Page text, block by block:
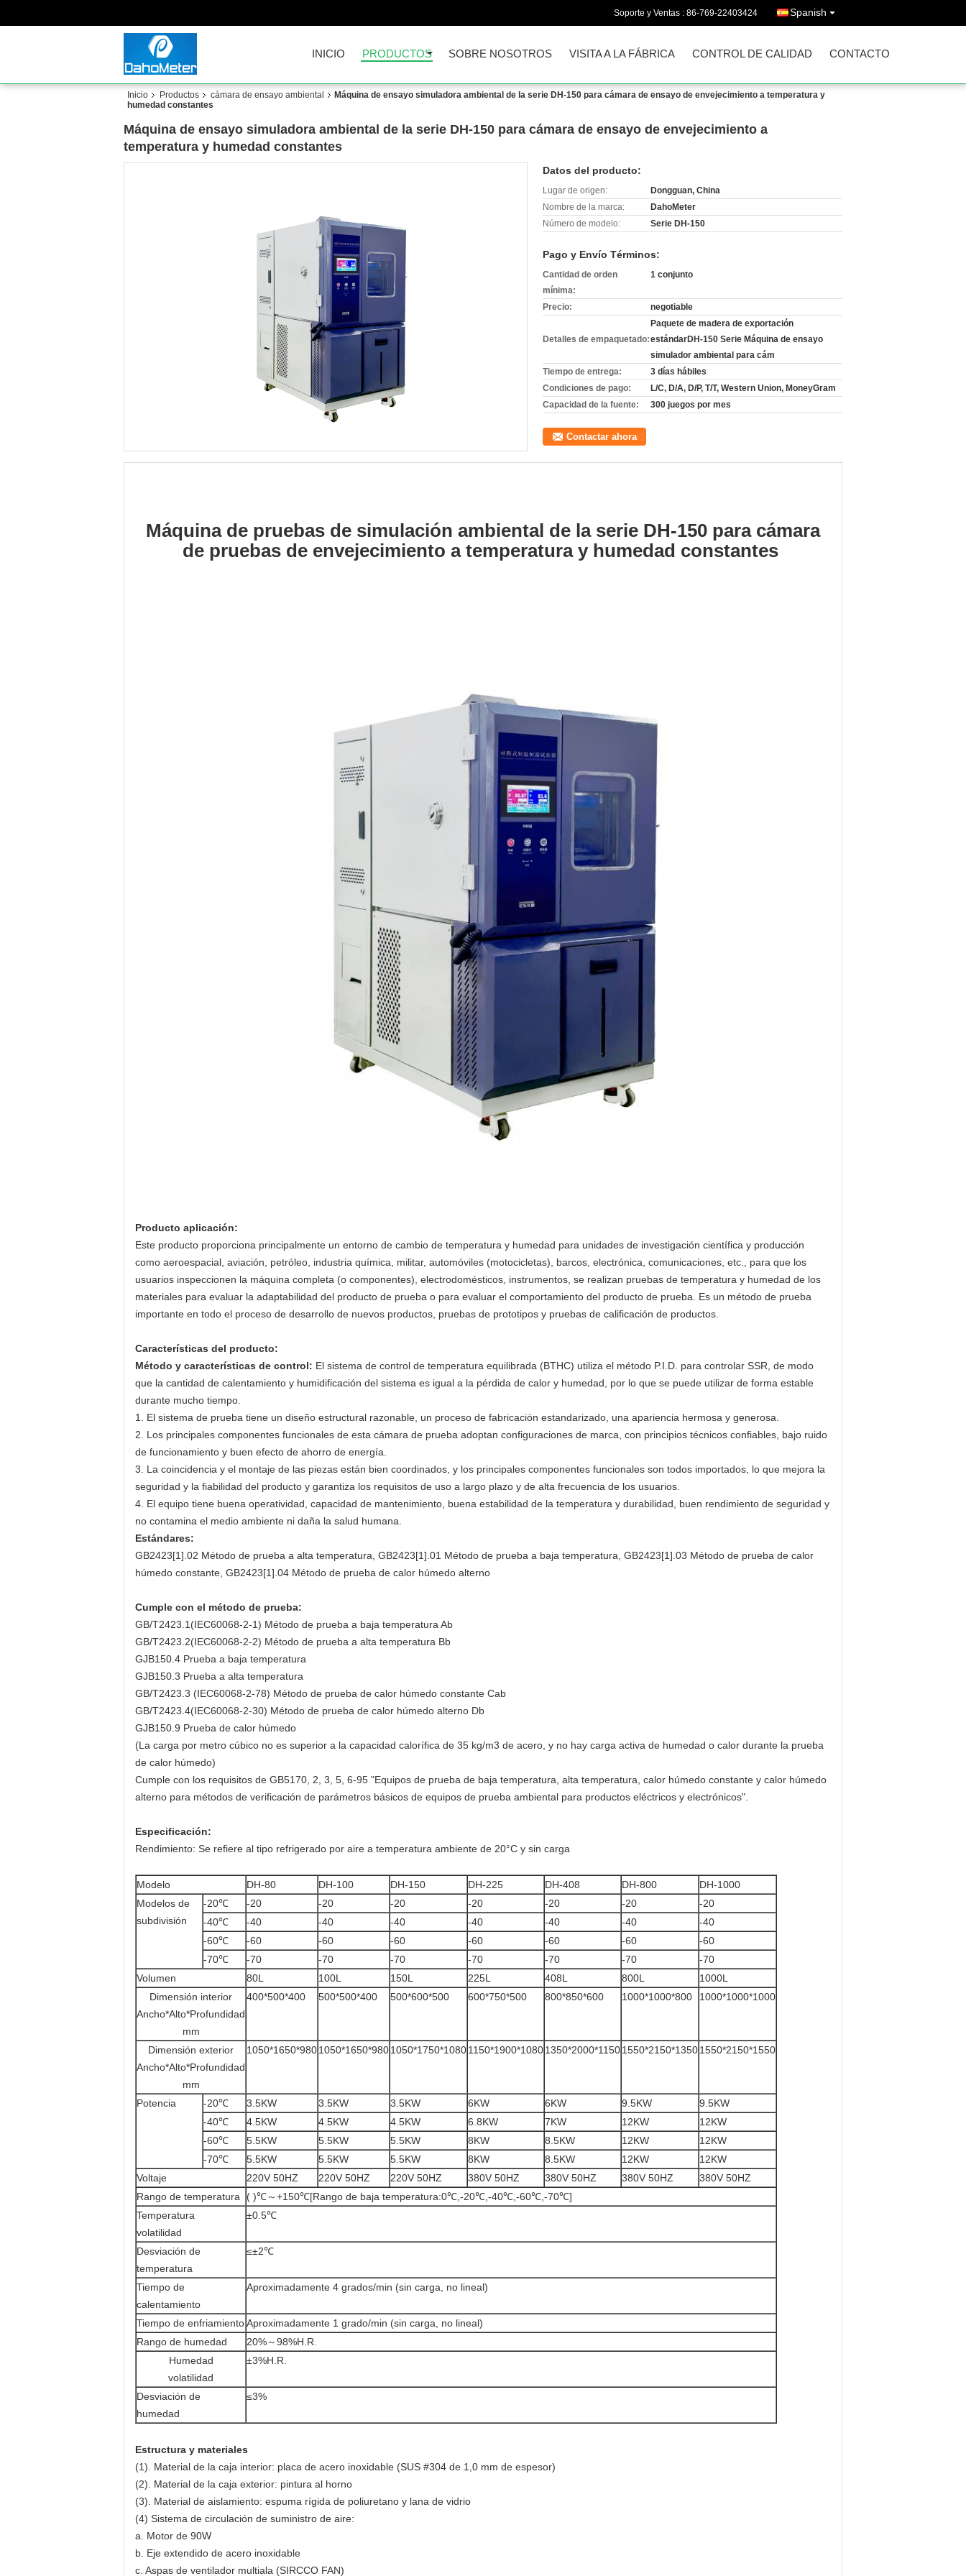
Soporte y Ventas : 86-769-22403424 Spanish
INICIO PRODUCTOS SOBRE NOSOTROS VISITA A LA FÁBRICA CONTROL DE CALIDAD CONTACTO
Inicio Productos cámara de ensayo ambiental
Máquina de ensayo simuladora ambiental de la serie DH-150 para cámara de ensayo de envejecimiento a temperatura y
humedad constantes
Máquina de ensayo simuladora ambiental de la serie DH-150 para cámara de ensayo de envejecimiento a
temperatura y humedad constantes
Datos del producto:
Lugar de origen:
Dongguan, China
Nombre de la marca:
DahoMeter
Número de modelo:
Serie DH-150
Pago y Envío Términos:
Cantidad de orden
mínima:
1 conjunto
Precio: negotiable
Detalles de empaquetado:
Paquete de madera de exportación
estándarDH-150 Serie Máquina de ensayo
simulador ambiental para cám
Tiempo de entrega:
3 días hábiles
Condiciones de pago:
L/C, D/A, D/P, T/T, Western Union, MoneyGram
Capacidad de la fuente:
300 juegos por mes
Contactar ahora
Máquina de pruebas de simulación ambiental de la serie DH-150 para cámara
de pruebas de envejecimiento a temperatura y humedad constantes
Producto aplicación:
Este producto proporciona principalmente un entorno de cambio de temperatura y humedad para unidades de investigación científica y producción
como aeroespacial, aviación, petróleo, industria química, militar, automóviles (motocicletas), barcos, electrónica, comunicaciones, etc., para que los
usuarios inspeccionen la máquina completa (o componentes), electrodomésticos, instrumentos, se realizan pruebas de temperatura y humedad de los
materiales para evaluar la adaptabilidad del producto de prueba o para evaluar el comportamiento del producto de prueba. Es un método de prueba
importante en todo el proceso de desarrollo de nuevos productos, pruebas de prototipos y pruebas de calificación de productos.
Características del producto:
Método y características de control: El sistema de control de temperatura equilibrada (BTHC) utiliza el método P.I.D. para controlar SSR, de modo
que la cantidad de calentamiento y humidificación del sistema es igual a la pérdida de calor y humedad, por lo que se puede utilizar de forma estable
durante mucho tiempo.
1. El sistema de prueba tiene un diseño estructural razonable, un proceso de fabricación estandarizado, una apariencia hermosa y generosa.
2. Los principales componentes funcionales de esta cámara de prueba adoptan configuraciones de marca, con principios técnicos confiables, bajo ruido
de funcionamiento y buen efecto de ahorro de energía.
3. La coincidencia y el montaje de las piezas están bien coordinados, y los principales componentes funcionales son todos importados, lo que mejora la
seguridad y la fiabilidad del producto y garantiza los requisitos de uso a largo plazo y de alta frecuencia de los usuarios.
4. El equipo tiene buena operatividad, capacidad de mantenimiento, buena estabilidad de la temperatura y durabilidad, buen rendimiento de seguridad y
no contamina el medio ambiente ni daña la salud humana.
Estándares:
GB2423[1].02 Método de prueba a alta temperatura, GB2423[1].01 Método de prueba a baja temperatura, GB2423[1].03 Método de prueba de calor
húmedo constante, GB2423[1].04 Método de prueba de calor húmedo alterno
Cumple con el método de prueba:
GB/T2423.1(IEC60068-2-1) Método de prueba a baja temperatura Ab
GB/T2423.2(IEC60068-2-2) Método de prueba a alta temperatura Bb
GJB150.4 Prueba a baja temperatura
GJB150.3 Prueba a alta temperatura
GB/T2423.3 (IEC60068-2-78) Método de prueba de calor húmedo constante Cab
GB/T2423.4(IEC60068-2-30) Método de prueba de calor húmedo alterno Db
GJB150.9 Prueba de calor húmedo
(La carga por metro cúbico no es superior a la capacidad calorífica de 35 kg/m3 de acero, y no hay carga activa de humedad o calor durante la prueba
de calor húmedo)
Cumple con los requisitos de GB5170, 2, 3, 5, 6-95 "Equipos de prueba de baja temperatura, alta temperatura, calor húmedo constante y calor húmedo
alterno para métodos de verificación de parámetros básicos de equipos de prueba ambiental para productos eléctricos y electrónicos".
Especificación:
Rendimiento: Se refiere al tipo refrigerado por aire a temperatura ambiente de 20°C y sin carga
Modelo DH-80 DH-100 DH-150 DH-225 DH-408 DH-800
DH-1000
Modelos de
subdivisión
-20℃ -20 -20 -20 -20 -20 -20
-20
-40℃
-40 -40 -40 -40 -40 -40
-40
-60℃
-60 -60 -60 -60 -60 -60
-60
-70℃
-70 -70 -70 -70 -70 -70
-70
Volumen
80L 100L 150L 225L 408L 800L
1000L
Dimensión interior
Ancho*Alto*Profundidad
mm
400*500*400 500*500*400 500*600*500 600*750*500 800*850*600 1000*1000*800 1000*1000*1000
Dimensión exterior
Ancho*Alto*Profundidad
mm
1050*1650*9801050*1650*9801050*1750*10801150*1900*10801350*2000*11501550*2150*13501550*2150*1550
Potencia -20℃ 3.5KW 3.5KW 3.5KW 6KW 6KW 9.5KW
9.5KW
-40℃
4.5KW 4.5KW 4.5KW 6.8KW 7KW 12KW
12KW
-60℃
5.5KW 5.5KW 5.5KW 8KW 8.5KW 12KW
12KW
-70℃
5.5KW 5.5KW 5.5KW 8KW 8.5KW 12KW
12KW
Voltaje
220V 50HZ 220V 50HZ 220V 50HZ 380V 50HZ 380V 50HZ 380V 50HZ
380V 50HZ
Rango de temperatura
( )℃～+150℃[Rango de baja temperatura:0℃,-20℃,-40℃,-60℃,-70℃]
Temperatura
volatilidad
±0.5℃
Desviación de
temperatura
≤±2℃
Tiempo de
calentamiento
Aproximadamente 4 grados/min (sin carga, no lineal)
Tiempo de enfriamientoAproximadamente 1 grado/min (sin carga, no lineal)
Rango de humedad
20%～98%H.R.
Humedad
volatilidad
±3%H.R.
Desviación de
humedad
≤3%
Estructura y materiales
(1). Material de la caja interior: placa de acero inoxidable (SUS #304 de 1,0 mm de espesor)
(2). Material de la caja exterior: pintura al horno
(3). Material de aislamiento: espuma rígida de poliuretano y lana de vidrio
(4) Sistema de circulación de suministro de aire:
a. Motor de 90W
b. Eje extendido de acero inoxidable
c. Aspas de ventilador multiala (SIRCCO FAN)